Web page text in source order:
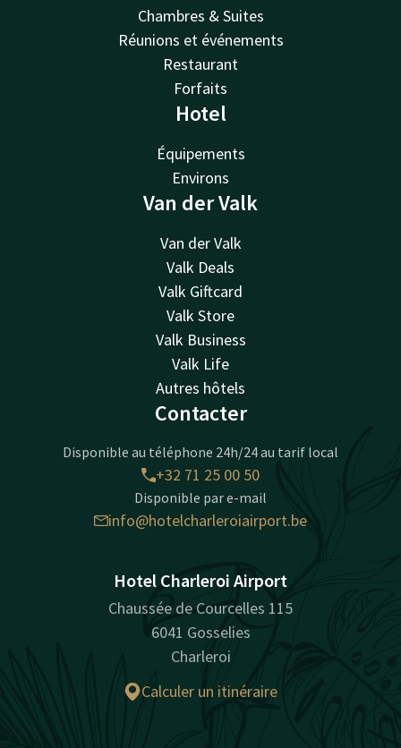
Chambres & Suites
Réunions et événements
Restaurant
Forfaits
Hotel
Équipements
Environs
Van der Valk
Van der Valk
Valk Deals
Valk Giftcard
Valk Store
Valk Business
Valk Life
Autres hôtels
Contacter
Disponible au téléphone 24h/24 au tarif local
+32 71 25 00 50
Disponible par e-mail
info@hotelcharleroiairport.be
Hotel Charleroi Airport
Chaussée de Courcelles 115
6041 Gosselies
Charleroi
Calculer un itinéraire